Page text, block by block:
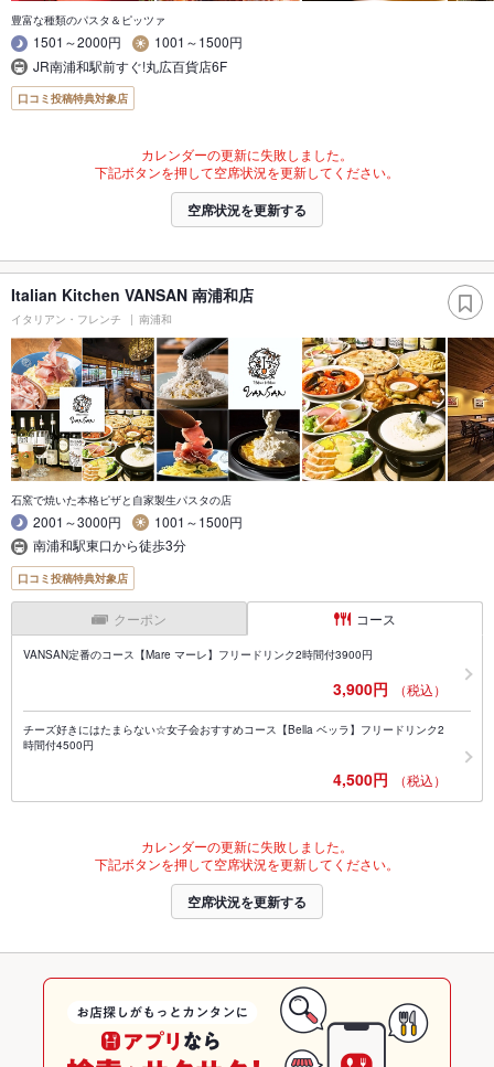
豊富な種類のパスタ＆ピッツァ
1501～2000円
1001～1500円
JR南浦和駅前すぐ!丸広百貨店6F
口コミ投稿特典対象店
カレンダーの更新に失敗しました。
下記ボタンを押して空席状況を更新してください。
空席状況を更新する
Italian Kitchen VANSAN 南浦和店
イタリアン・フレンチ 南浦和
石窯で焼いた本格ピザと自家製生パスタの店
2001～3000円
1001～1500円
南浦和駅東口から徒歩3分
口コミ投稿特典対象店
クーポン コース
VANSAN定番のコース【Mare マーレ】フリードリンク2時間付3900円
3,900円 （税込）
チーズ好きにはたまらない☆女子会おすすめコース【Bella ベッラ】フリードリンク2
時間付4500円
4,500円 （税込）
カレンダーの更新に失敗しました。
下記ボタンを押して空席状況を更新してください。
空席状況を更新する